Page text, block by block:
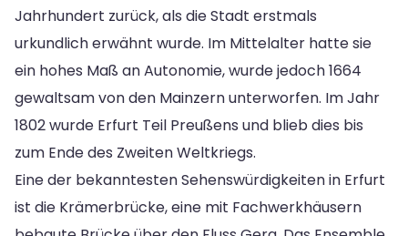
Jahrhundert zurück, als die Stadt erstmals
urkundlich erwähnt wurde. Im Mittelalter hatte sie
ein hohes Maß an Autonomie, wurde jedoch 1664
gewaltsam von den Mainzern unterworfen. Im Jahr
1802 wurde Erfurt Teil Preußens und blieb dies bis
zum Ende des Zweiten Weltkriegs.
Eine der bekanntesten Sehenswürdigkeiten in Erfurt
ist die Krämerbrücke, eine mit Fachwerkhäusern